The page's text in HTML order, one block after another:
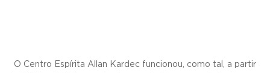
O Centro Espírita Allan Kardec funcionou, como tal, a partir